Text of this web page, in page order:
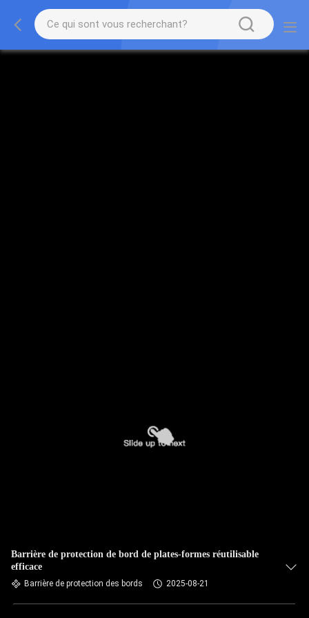
Barrière de protection de bord de plates-formes réutilisable
efficace
Barrière de protection des bords 2025-08-21